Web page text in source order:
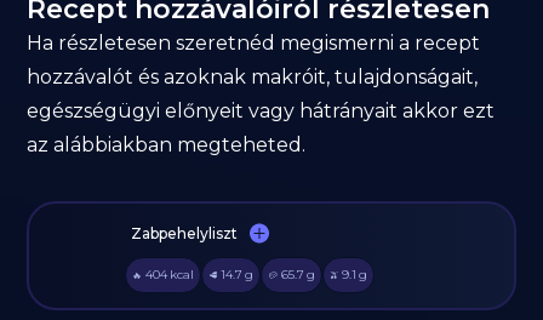
Recept hozzávalóiról részletesen
Ha részletesen szeretnéd megismerni a recept
hozzávalót és azoknak makróit, tulajdonságait,
egészségügyi előnyeit vagy hátrányait akkor ezt
az alábbiakban megteheted.
Zabpehelyliszt
🔥 404 kcal 🥩 14.7 g 🥔 65.7 g 🫒 9.1 g